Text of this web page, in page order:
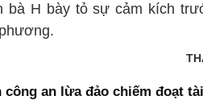
bà H bày tỏ sự cảm kích
công an lừa đảo chiếm đoạt